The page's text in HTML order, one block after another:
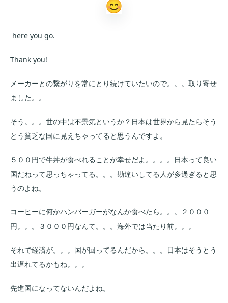
here you go.
Thank you!
メーカーとの繋がりを常にとり続けていたいので。。。取り寄せ
ました。。
そう。。。世の中は不景気というか？日本は世界から見たらそう
とう貧乏な国に見えちゃってると思うんですよ。
５００円で牛丼が食べれることが幸せだよ。。。。日本って良い
国だねって思っちゃってる。。。勘違いしてる人が多過ぎると思
うのよね。
コーヒーに何かハンバーガーがなんか食べたら。。。２０００
円。。。３０００円なんて。。。海外では当たり前。。。
それで経済が。。。国が回ってるんだから。。。日本はそうとう
出遅れてるかもね。。。
先進国になってないんだよね。